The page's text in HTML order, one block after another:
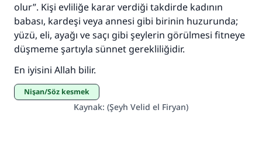
olur”. Kişi evliliğe karar verdiği takdirde kadının
babası, kardeşi veya annesi gibi birinin huzurunda;
yüzü, eli, ayağı ve saçı gibi şeylerin görülmesi fitneye
düşmeme şartıyla sünnet gerekliliğidir.
En iyisini Allah bilir.
Nişan/Söz kesmek
Kaynak: (Şeyh Velid el Firyan)
Ümmete cevapları ulaştırmak için bizi destekle
Rasulullah ﷺ şöyle dedi:
Her kim bir hayra yol gösterirse , hayrı yapan
(MUSLIM 1893)